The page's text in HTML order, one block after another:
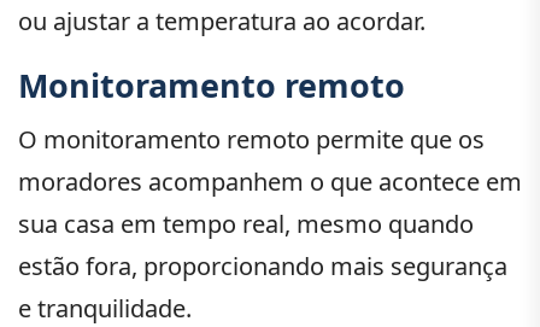
ou ajustar a temperatura ao acordar.
Monitoramento remoto
O monitoramento remoto permite que os
moradores acompanhem o que acontece em
sua casa em tempo real, mesmo quando
estão fora, proporcionando mais segurança
e tranquilidade.